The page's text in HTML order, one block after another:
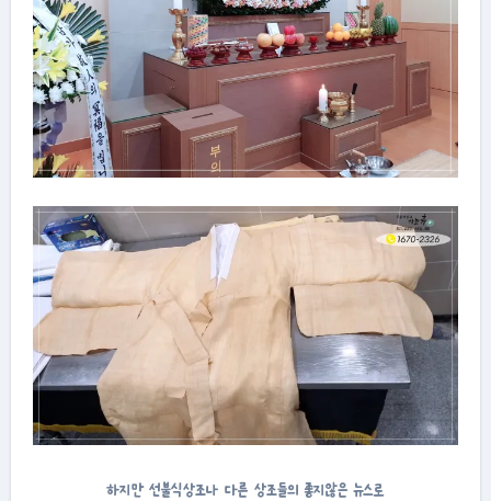
하지만 선불식상조나 다른 상조들의 좋지않은 뉴스로